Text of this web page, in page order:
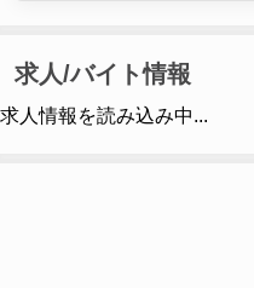
求人/バイト情報
求人情報を読み込み中...